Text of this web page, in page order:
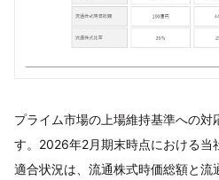
プライム市場の上場維持基準への対
す。2026年2月期末時点における当
適合状況は、流通株式時価総額と流